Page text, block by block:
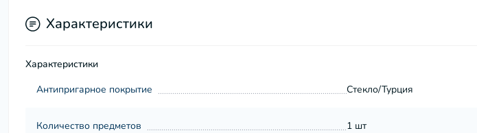
Характеристики
Характеристики
Антипригарное покрытие
Стекло/Турция
Количество предметов 1 шт